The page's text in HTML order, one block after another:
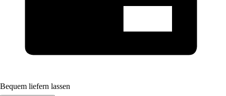
Bequem liefern lassen